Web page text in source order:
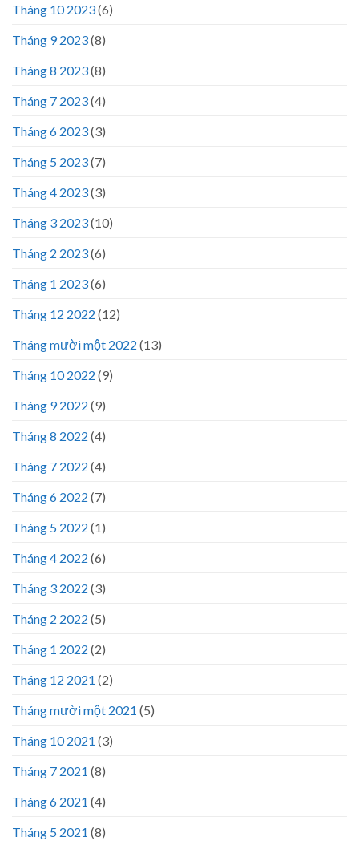
Tháng 10 2023(6)
Tháng 9 2023(8)
Tháng 8 2023(8)
Tháng 7 2023(4)
Tháng 6 2023(3)
Tháng 5 2023(7)
Tháng 4 2023(3)
Tháng 3 2023(10)
Tháng 2 2023(6)
Tháng 1 2023(6)
Tháng 12 2022 (12)
Tháng mười một 2022 (13)
Tháng 10 2022 (9)
Tháng 9 2022 (9)
Tháng 8 2022 (4)
Tháng 7 2022 (4)
Tháng 6 2022 (7)
Tháng 5 2022 (1)
Tháng 4 2022 (6)
Tháng 3 2022 (3)
Tháng 2 2022 (5)
Tháng 1 2022 (2)
Tháng 12 2021 (2)
Tháng mười một 2021 (5)
Tháng 10 2021 (3)
Tháng 7 2021 (8)
Tháng 6 2021 (4)
Tháng 5 2021 (8)